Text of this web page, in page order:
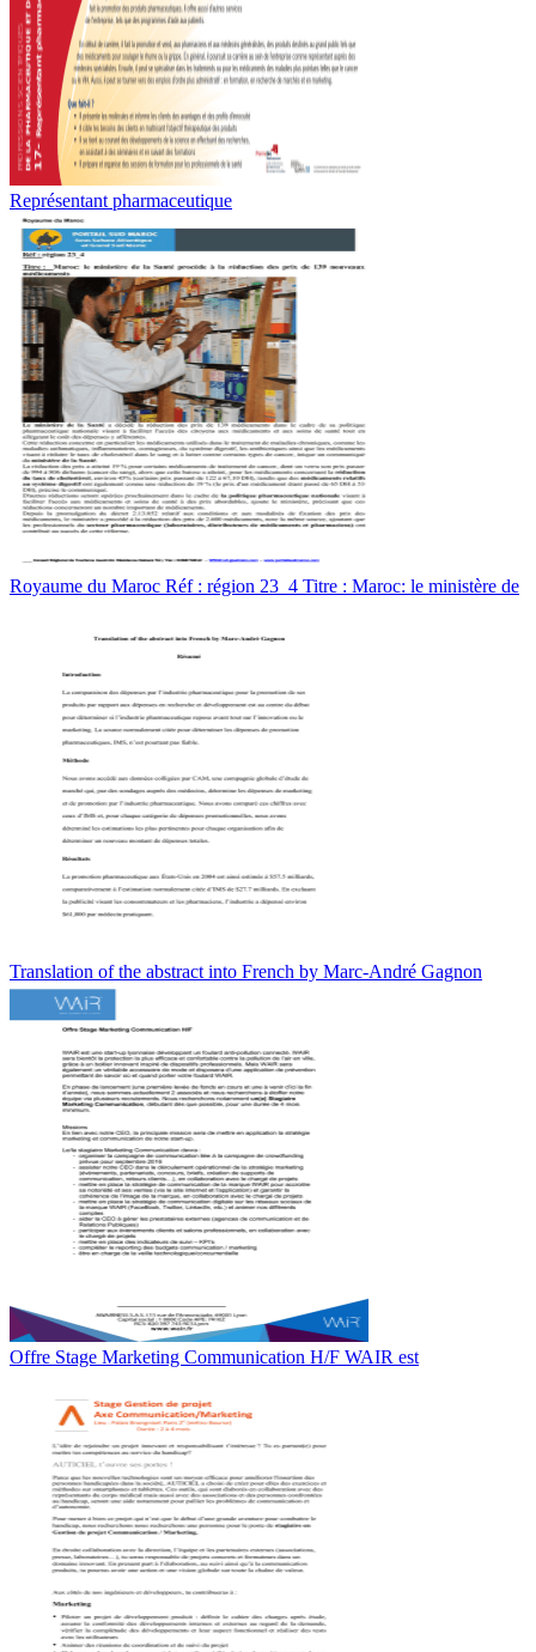
Représentant pharmaceutique
Royaume du Maroc Réf : région 23_4 Titre : Maroc: le ministère de
Translation of the abstract into French by Marc-André Gagnon
Offre Stage Marketing Communication H/F WAIR est